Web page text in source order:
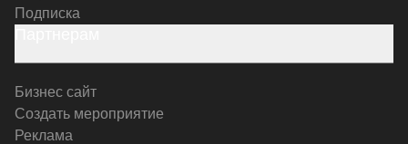
Подписка
Бизнес сайт
Создать мероприятие
Реклама